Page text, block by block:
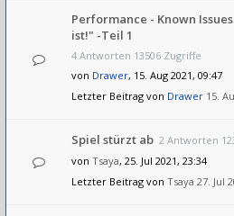
Performance - Known
ist!" -Teil 1
4 Antworten 13506 Zugriffe
von Drawer, 15. Aug 2021, 09:47
Letzter Beitrag von Drawer 15.
Spiel stürzt ab 2 Antworten
von Tsaya, 25. Jul 2021, 23:34
Letzter Beitrag von Tsaya 27. Jul